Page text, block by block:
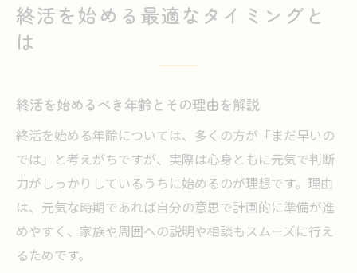
終活を始める最適なタイミングと
は
終活を始めるべき年齢とその理由を解説
終活を始める年齢については、多くの方が「まだ早いの
では」と考えがちですが、実際は心身ともに元気で判断
力がしっかりしているうちに始めるのが理想です。理由
は、元気な時期であれば自分の意思で計画的に準備が進
めやすく、家族や周囲への説明や相談もスムーズに行え
るためです。